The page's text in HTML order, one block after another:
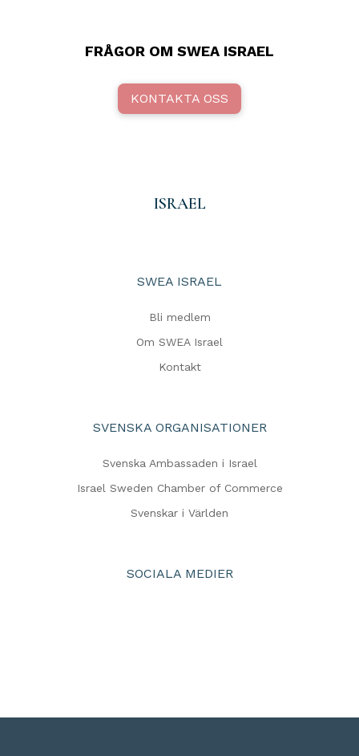
FRÅGOR OM SWEA ISRAEL
KONTAKTA OSS
ISRAEL
SWEA ISRAEL
Bli medlem
Om SWEA Israel
Kontakt
SVENSKA ORGANISATIONER
Svenska Ambassaden i Israel
Israel Sweden Chamber of Commerce
Svenskar i Världen
SOCIALA MEDIER